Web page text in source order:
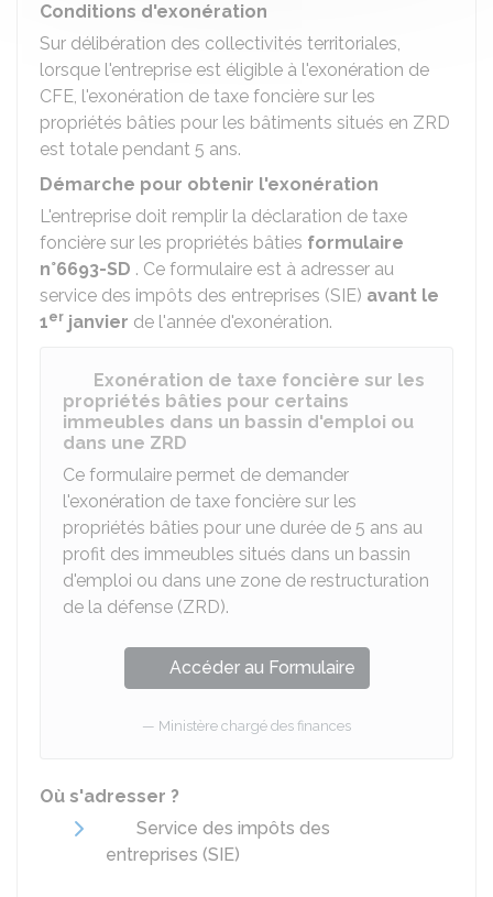
Conditions d'exonération
Sur délibération des collectivités territoriales,
lorsque l'entreprise est éligible à l'exonération de
CFE, l'exonération de taxe foncière sur les
propriétés bâties pour les bâtiments situés en ZRD
est totale pendant 5 ans.
Démarche pour obtenir l'exonération
L'entreprise doit remplir la déclaration de taxe
foncière sur les propriétés bâties formulaire
n°6693-SD . Ce formulaire est à adresser au
service des impôts des entreprises (SIE) avant le
1er janvier de l'année d'exonération.
Exonération de taxe foncière sur les
propriétés bâties pour certains
immeubles dans un bassin d'emploi ou
dans une ZRD
Ce formulaire permet de demander
l'exonération de taxe foncière sur les
propriétés bâties pour une durée de 5 ans au
profit des immeubles situés dans un bassin
d'emploi ou dans une zone de restructuration
de la défense (ZRD).
Accéder au Formulaire
Ministère chargé des finances
Où s'adresser ?
Service des impôts des
entreprises (SIE)